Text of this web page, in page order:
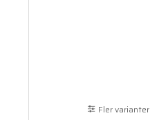
Fler varianter